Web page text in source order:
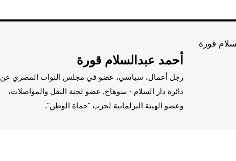
أحمد عبدالسلام قورة
رجل أعمال، سياسي، عضو في مجلس النواب المصري عن
دائرة دار السلام - سوهاج, عضو لجنة النقل والمواصلات،
وعضو الهيئة البرلمانية لحزب "حماة الوطن".